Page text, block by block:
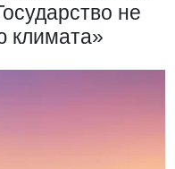
не
климата»